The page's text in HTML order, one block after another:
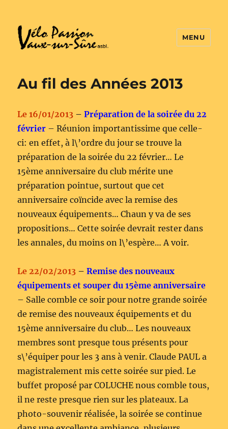
MENU
Au fil des Années 2013
Le 16/01/2013 –Préparation de la soirée du 22
février – Réunion importantissime que celle-
ci: en effet, à l\’ordre du jour se trouve la
préparation de la soirée du 22 février… Le
15ème anniversaire du club mérite une
préparation pointue, surtout que cet
anniversaire coïncide avec la remise des
nouveaux équipements… Chaun y va de ses
propositions… Cette soirée devrait rester dans
les annales, du moins on l\’espère… A voir.
Le 22/02/2013 –Remise des nouveaux
équipements et souper du 15ème anniversaire
– Salle comble ce soir pour notre grande soirée
de remise des nouveaux équipements et du
15ème anniversaire du club… Les nouveaux
membres sont presque tous présents pour
s\’équiper pour les 3 ans à venir. Claude PAUL a
magistralement mis cette soirée sur pied. Le
buffet proposé par COLUCHE nous comble tous,
il ne reste presque rien sur les plateaux. La
photo-souvenir réalisée, la soirée se continue